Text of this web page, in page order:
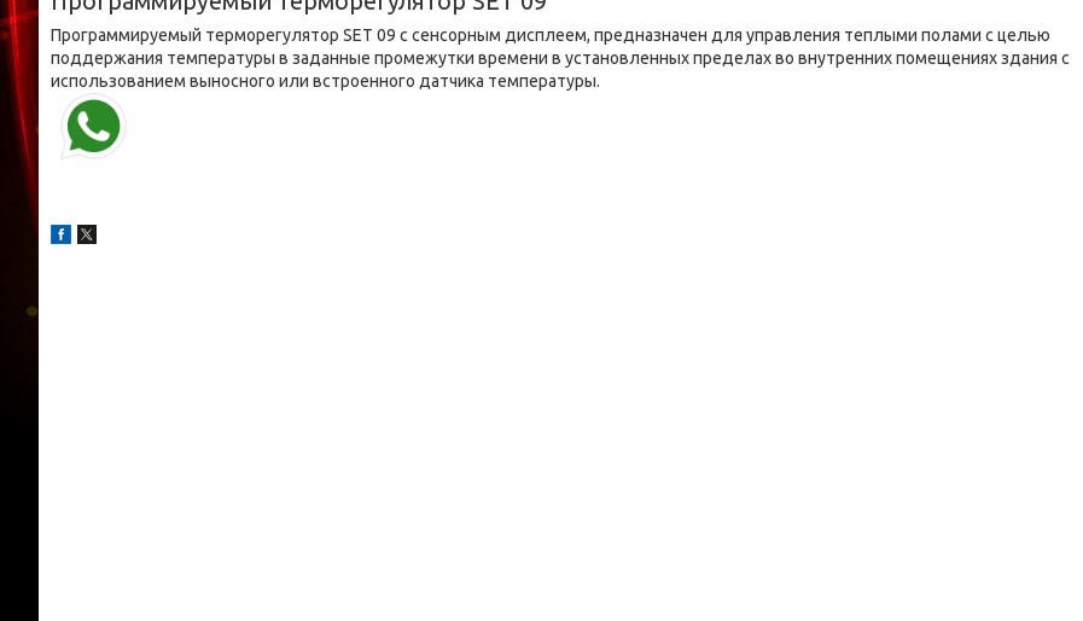
Программируемый терморегулятор SET 09 с сенсорным дисплеем, предназначен для управления теплыми полами с целью
поддержания температуры в заданные промежутки времени в установленных пределах во внутренних помещениях здания с
использованием выносного или встроенного датчика температуры.